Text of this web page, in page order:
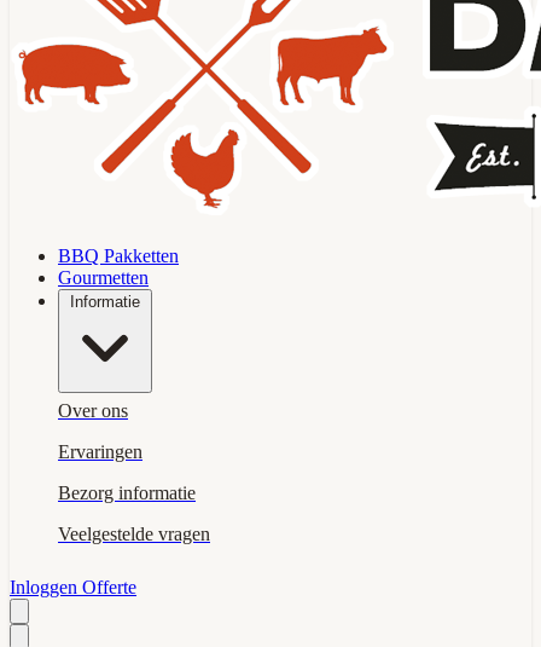
BBQ Pakketten
Gourmetten
Informatie
Over ons
Ervaringen
Bezorg informatie
Veelgestelde vragen
Inloggen Offerte